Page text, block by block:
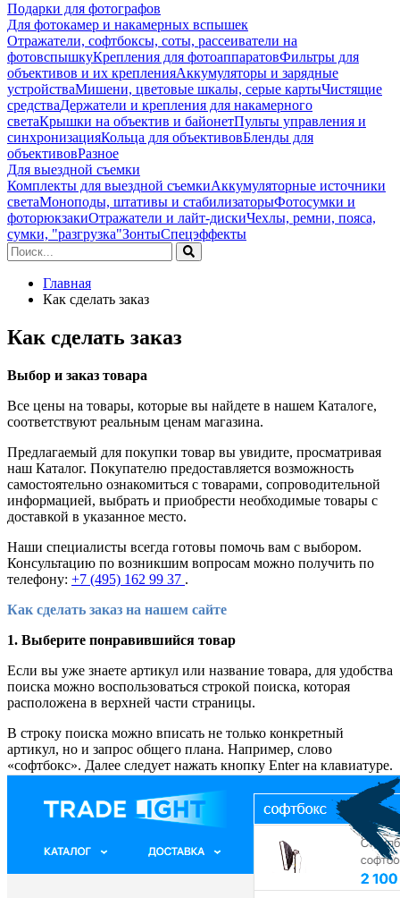
Подарки для фотографов
Для фотокамер и накамерных вспышек
Отражатели, софтбоксы, соты, рассеиватели на
фотовспышкуКрепления для фотоаппаратовФильтры для
объективов и их крепленияАккумуляторы и зарядные
устройстваМишени, цветовые шкалы, серые картыЧистящие
средстваДержатели и крепления для накамерного
светаКрышки на объектив и байонетПульты управления и
синхронизацияКольца для объективовБленды для
объективовРазное
Для выездной съемки
Комплекты для выездной съемкиАккумуляторные источники
светаМоноподы, штативы и стабилизаторыФотосумки и
фоторюкзакиОтражатели и лайт-дискиЧехлы, ремни, пояса,
сумки, "разгрузка"ЗонтыСпецэффекты
Главная
Как сделать заказ
Как сделать заказ
Выбор и заказ товара
Все цены на товары, которые вы найдете в нашем Каталоге,
соответствуют реальным ценам магазина.
Предлагаемый для покупки товар вы увидите, просматривая
наш Каталог. Покупателю предоставляется возможность
самостоятельно ознакомиться с товарами, сопроводительной
информацией, выбрать и приобрести необходимые товары с
доставкой в указанное место.
Наши специалисты всегда готовы помочь вам с выбором.
Консультацию по возникшим вопросам можно получить по
телефону: +7 (495) 162 99 37 .
Как сделать заказ на нашем сайте
1. Выберите понравившийся товар
Если вы уже знаете артикул или название товара, для удобства
поиска можно воспользоваться строкой поиска, которая
расположена в верхней части страницы.
В строку поиска можно вписать не только конкретный
артикул, но и запрос общего плана. Например, слово
«софтбокс». Далее следует нажать кнопку Enter на клавиатуре.